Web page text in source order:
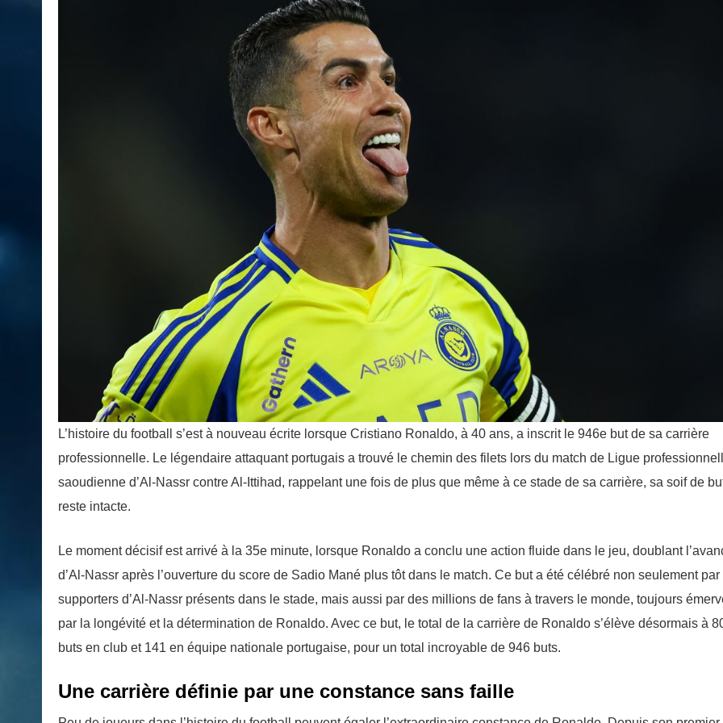
L’histoire du football s’est à nouveau écrite lorsque Cristiano Ronaldo, à 40 ans, a inscrit le 946e but de sa carrière
professionnelle. Le légendaire attaquant portugais a trouvé le chemin des filets lors du match de Ligue
saoudienne d’Al-Nassr contre Al-Ittihad, rappelant une fois de plus que même à ce stade de sa carrière, sa soif de
reste intacte.
Le moment décisif est arrivé à la 35e minute, lorsque Ronaldo a conclu une action fluide dans le jeu, doublant
d’Al-Nassr après l’ouverture du score de Sadio Mané plus tôt dans le match. Ce but a été célébré non seulement par
supporters d’Al-Nassr présents dans le stade, mais aussi par des millions de fans à travers le monde, toujours
par la longévité et la détermination de Ronaldo. Avec ce but, le total de la carrière de Ronaldo s’élève désormais à
buts en club et 141 en équipe nationale portugaise, pour un total incroyable de 946 buts.
Une carrière définie par une constance sans faille